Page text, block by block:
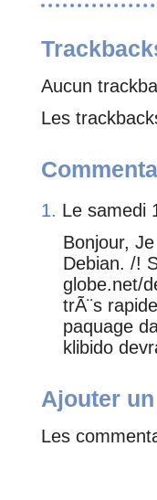
Aucun
Les
1. Le samedi
Bonjour,
Debian. /!
globe.net/
trÃ¨s
paquage
klibido
Ajouter
Les